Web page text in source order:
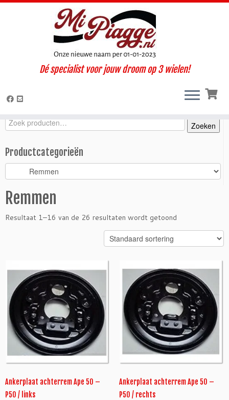
Dé specialist voor jouw droom op 3 wielen!
Onderdelen / accessoires » Ape 50 » Ape P50 oud type
Zoeken
Zoeken
naar:
Zoeken
Productcategorieën
Remmen
Resultaat 1–16 van de 26 resultaten wordt getoond
Ankerplaat achterrem Ape 50 –
P50 / links
Ankerplaat achterrem Ape 50 –
P50 / rechts